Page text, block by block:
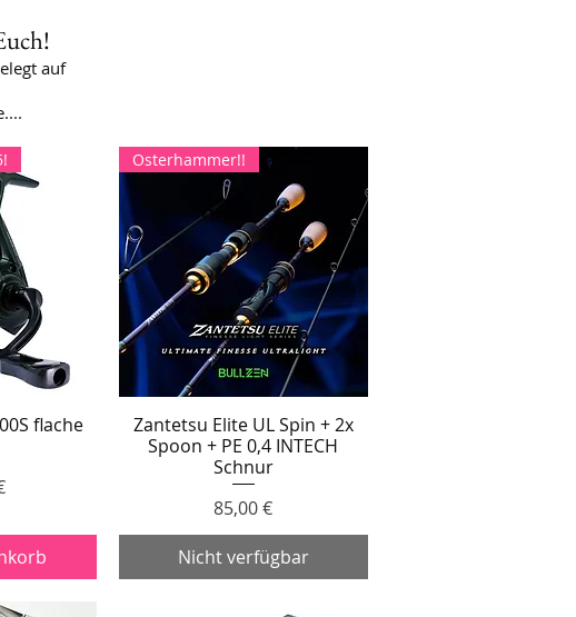
auf
flache
Schnellansicht
Osterhammer!!
Zantetsu Elite UL Spin + 2x
Spoon + PE 0,4 INTECH
Schnur
Preis
85,00 €
Nicht verfügbar